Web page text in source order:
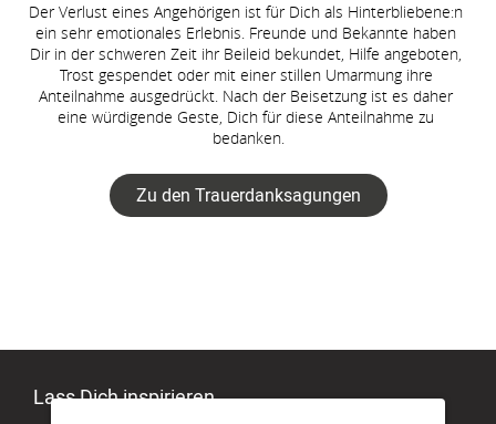
Der Verlust eines Angehörigen ist für Dich als Hinterbliebene:n
ein sehr emotionales Erlebnis. Freunde und Bekannte haben
Dir in der schweren Zeit ihr Beileid bekundet, Hilfe angeboten,
Trost gespendet oder mit einer stillen Umarmung ihre
Anteilnahme ausgedrückt. Nach der Beisetzung ist es daher
eine würdigende Geste, Dich für diese Anteilnahme zu
bedanken.
Zu den Trauerdanksagungen
Lass Dich inspirieren